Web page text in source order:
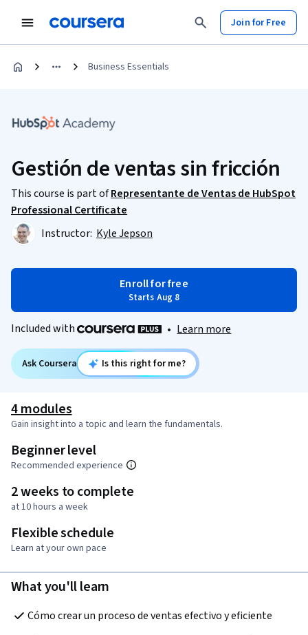
Join for Free
Business Essentials
Gestión de ventas sin fricción
This course is part ofRepresentante de Ventas de HubSpot
Professional Certificate
Instructor: Kyle Jepson
Enroll for free
Starts Aug 8
Included with • Learn more
Ask Coursera Is this right for me?
4 modules
Gain insight into a topic and learn the fundamentals.
Beginner level
Recommended experience
2 weeks to complete
at 10 hours a week
Flexible schedule
Learn at your own pace
What you'll learn
Cómo crear un proceso de ventas efectivo y eficiente